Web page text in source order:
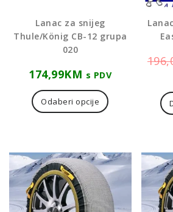
Lanac za snijeg
Thule/König CB-12 grupa
020
174,99KM s PDV
Odaberi opcije